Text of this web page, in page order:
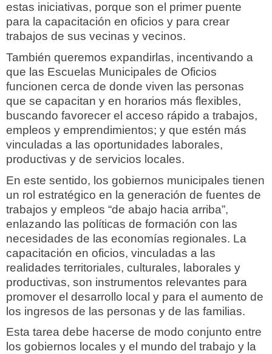
estas iniciativas, porque son el primer puente
para la capacitación en oficios y para crear
trabajos de sus vecinas y vecinos.
También queremos expandirlas, incentivando a
que las Escuelas Municipales de Oficios
funcionen cerca de donde viven las personas
que se capacitan y en horarios más flexibles,
buscando favorecer el acceso rápido a trabajos,
empleos y emprendimientos; y que estén más
vinculadas a las oportunidades laborales,
productivas y de servicios locales.
En este sentido, los gobiernos municipales tienen
un rol estratégico en la generación de fuentes de
trabajos y empleos “de abajo hacia arriba”,
enlazando las políticas de formación con las
necesidades de las economías regionales. La
capacitación en oficios, vinculadas a las
realidades territoriales, culturales, laborales y
productivas, son instrumentos relevantes para
promover el desarrollo local y para el aumento de
los ingresos de las personas y de las familias.
Esta tarea debe hacerse de modo conjunto entre
los gobiernos locales y el mundo del trabajo y la